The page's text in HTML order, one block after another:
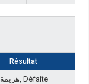
Résultat
هزيمة, Défaite